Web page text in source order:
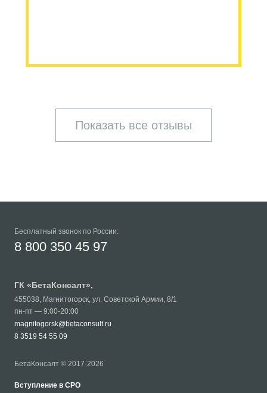
Показать все отзывы
Бесплатный звонок по России:
8 800 350 45 97
ГК « БетаКонсалт»,
455038 Магнитогорск ул. Советской Армии, 8/1
пн-пт — 9:00-20:00
magnitogorsk@betaconsult.ru
8 3519 54 55 09
БетаКонсалт © 2017-2026
Вступление в СРО